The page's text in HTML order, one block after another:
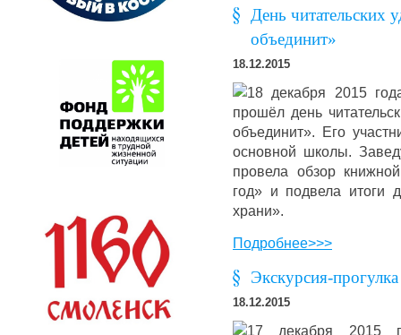
День читательских
объединит»
18.12.2015
18 декабря 2015
прошёл день
объединит». Его
основной школы.
провела обзор
год» и подвела итоги
храни».
Подробнее>>>
Экскурсия-
18.12.2015
17 декабря 2015